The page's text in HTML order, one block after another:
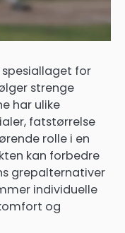
for
strenge
har ulike
fatstørrelse
rolle i en
kan forbedre
grepalternativer
individuelle
og